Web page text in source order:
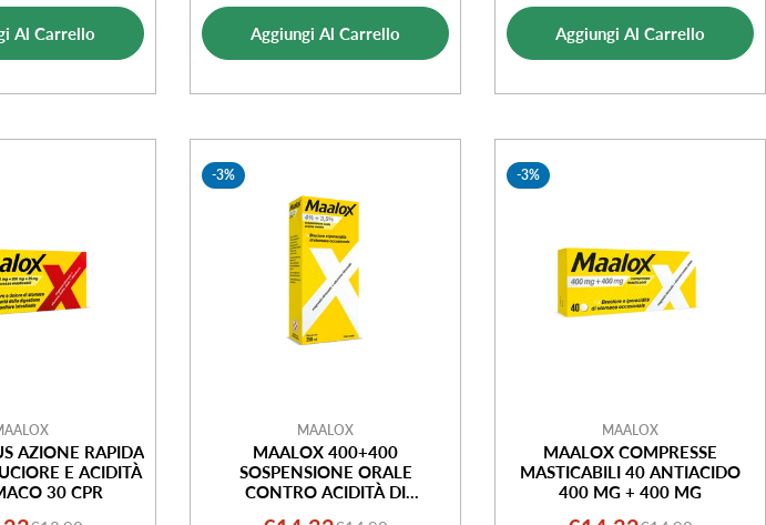
di
vendita
normale
Al Carrello
di
vendita
normale
Aggiungi Al Carrello
di
vendita
normale
Aggiungi Al Carrello
AZIONE RAPIDA
E ACIDITÀ
30 CPR
-3%
MAALOX
MAALOX 400+400
SOSPENSIONE ORALE
CONTRO ACIDITÀ DI
-3%
MAALOX
MAALOX COMPRESSE
MASTICABILI 40 ANTIACIDO
400 MG + 400 MG